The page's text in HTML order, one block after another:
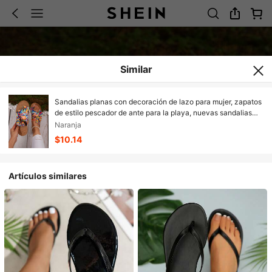
Similar
Sandalias planas con decoración de lazo para mujer, zapatos
de estilo pescador de ante para la playa, nuevas sandalias
planas casuales de dedo anular para el verano
Naranja
$10.14
Artículos similares